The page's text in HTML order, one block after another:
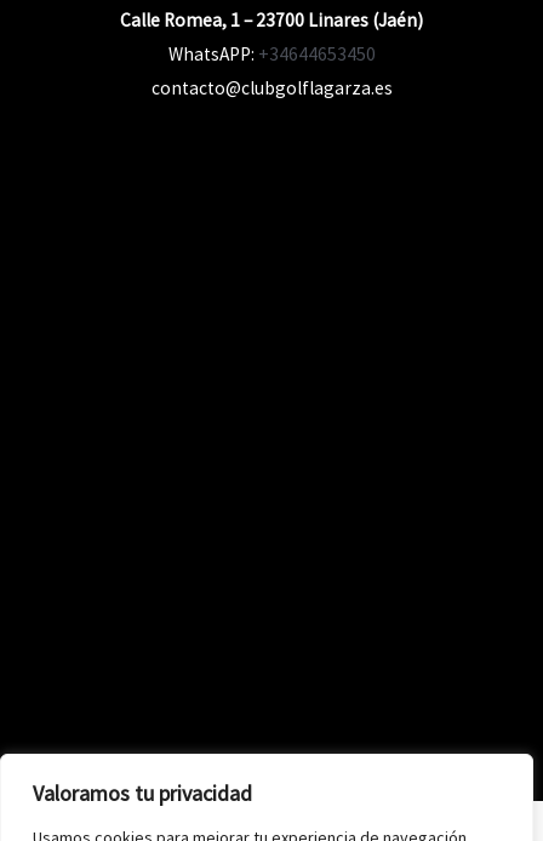
Valoramos tu privacidad
Calle Romea, 1 – 23700 Linares (Jaén)
WhatsAPP: +34644653450
contacto@clubgolflagarza.es